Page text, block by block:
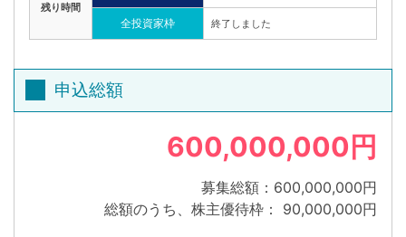
残り時間
全投資家枠 終了しました
申込総額
600,000,000円
募集総額：600,000,000円
総額のうち、株主優待枠： 90,000,000円